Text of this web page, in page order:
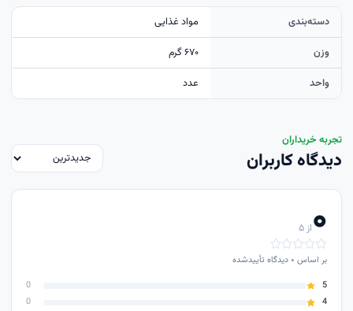
دسته‌بندی
مواد غذایی
وزن
۶۷۰ گرم
واحد
عدد
تجربه خریداران
دیدگاه کاربران
۰از ۵
بر اساس ۰دیدگاه تأییدشده
5
0
4
0